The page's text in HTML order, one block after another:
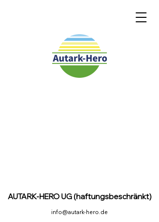
AUTARK-HERO UG (haftungsbeschränkt)
info@autark-hero.de